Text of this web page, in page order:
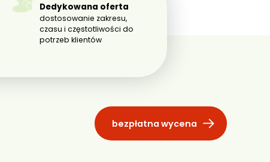
Dedykowana oferta
dostosowanie zakresu,
czasu i częstotliwości do
potrzeb klientów
bezpłatna wycena